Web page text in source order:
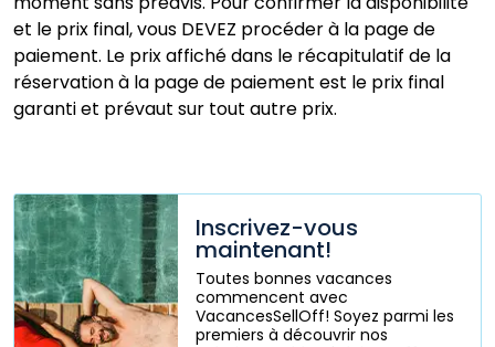
et le prix final, vous DEVEZ procéder à la page de
paiement. Le prix affiché dans le récapitulatif de la
réservation à la page de paiement est le prix final
garanti et prévaut sur tout autre prix.
Inscrivez-vous
maintenant!
Toutes bonnes vacances
commencent avec
VacancesSellOff! Soyez parmi les
premiers à découvrir nos